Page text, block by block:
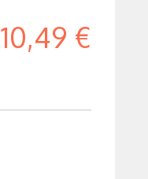
10,49 €